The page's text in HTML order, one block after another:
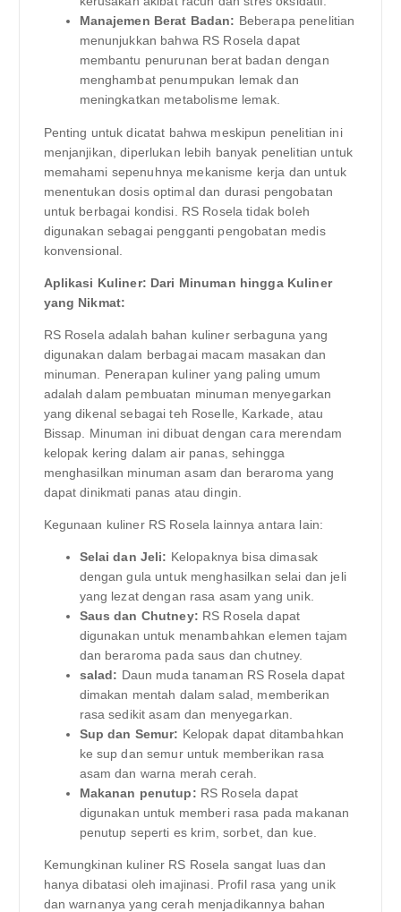
Manajemen Berat Badan: Beberapa penelitian
menunjukkan bahwa RS Rosela dapat
membantu penurunan berat badan dengan
menghambat penumpukan lemak dan
meningkatkan metabolisme lemak.
Penting untuk dicatat bahwa meskipun penelitian ini
menjanjikan, diperlukan lebih banyak penelitian untuk
memahami sepenuhnya mekanisme kerja dan untuk
menentukan dosis optimal dan durasi pengobatan
untuk berbagai kondisi. RS Rosela tidak boleh
digunakan sebagai pengganti pengobatan medis
konvensional.
Aplikasi Kuliner: Dari Minuman hingga Kuliner
yang Nikmat:
RS Rosela adalah bahan kuliner serbaguna yang
digunakan dalam berbagai macam masakan dan
minuman. Penerapan kuliner yang paling umum
adalah dalam pembuatan minuman menyegarkan
yang dikenal sebagai teh Roselle, Karkade, atau
Bissap. Minuman ini dibuat dengan cara merendam
kelopak kering dalam air panas, sehingga
menghasilkan minuman asam dan beraroma yang
dapat dinikmati panas atau dingin.
Kegunaan kuliner RS ​​Rosela lainnya antara lain:
Selai dan Jeli: Kelopaknya bisa dimasak
dengan gula untuk menghasilkan selai dan jeli
yang lezat dengan rasa asam yang unik.
Saus dan Chutney: RS Rosela dapat
digunakan untuk menambahkan elemen tajam
dan beraroma pada saus dan chutney.
salad: Daun muda tanaman RS Rosela dapat
dimakan mentah dalam salad, memberikan
rasa sedikit asam dan menyegarkan.
Sup dan Semur: Kelopak dapat ditambahkan
ke sup dan semur untuk memberikan rasa
asam dan warna merah cerah.
Makanan penutup: RS Rosela dapat
digunakan untuk memberi rasa pada makanan
penutup seperti es krim, sorbet, dan kue.
Kemungkinan kuliner RS ​​Rosela sangat luas dan
hanya dibatasi oleh imajinasi. Profil rasa yang unik
dan warnanya yang cerah menjadikannya bahan